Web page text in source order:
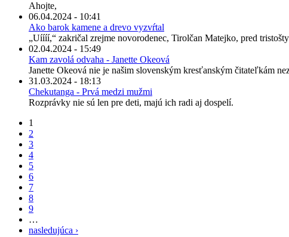
Ahojte,
06.04.2024 - 10:41
Ako barok kamene a drevo vyzvŕtal
„Uíííí,“ zakričal zrejme novorodenec, Tirolčan Matejko, pred
02.04.2024 - 15:49
Kam zavolá odvaha - Janette Okeová
Janette Okeová nie je našim slovenským kresťanským čitateľkám
31.03.2024 - 18:13
Chekutanga - Prvá medzi mužmi
Rozprávky nie sú len pre deti, majú ich radi aj dospelí.
1
2
3
4
5
6
7
8
9
…
nasledujúca ›